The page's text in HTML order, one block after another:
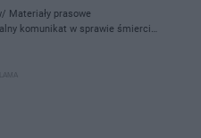
Materiały prasowe
komunikat w sprawie śmierci